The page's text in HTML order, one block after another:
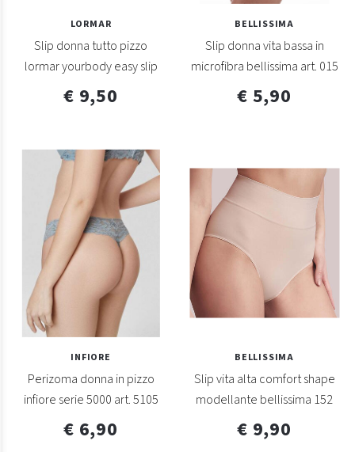
LORMAR
Slip donna tutto pizzo
lormar yourbody easy slip
€ 9,50
BELLISSIMA
Slip donna vita bassa in
microfibra bellissima art. 015
€ 5,90
INFIORE
Perizoma donna in pizzo
infiore serie 5000 art. 5105
€ 6,90
BELLISSIMA
Slip vita alta comfort shape
modellante bellissima 152
€ 9,90